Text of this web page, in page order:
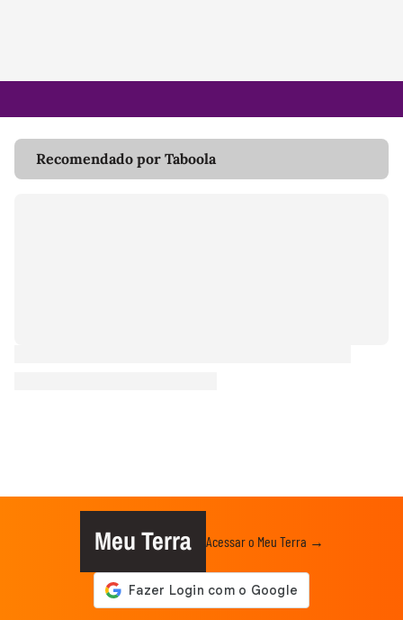
Recomendado por Taboola
Meu Terra Acessar o Meu Terra →